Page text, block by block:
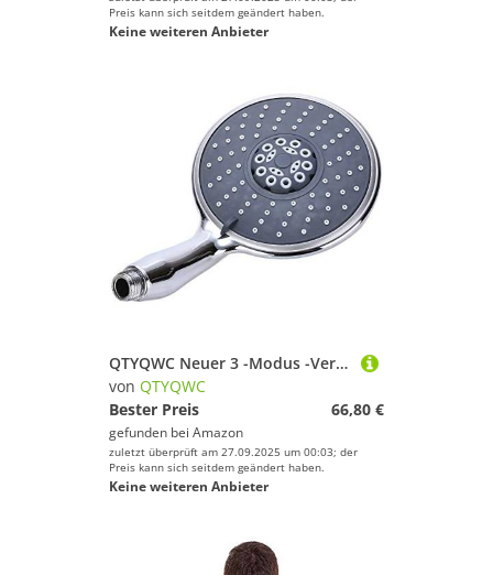
Preis kann sich seitdem geändert haben.
Keine weiteren Anbieter
QTYQWC Neuer 3 -Modus -Verstellbarer Duschkopf Chrom ersetzt wie Gezeigt, DASS EIN großes Duschwerkzeug des Duschwerkzeugs des Duschfans von Power -Duschkopf ist, das Badezimmer -Duschwerkzeug spart
von QTYQWC
Bester Preis
66,80 €
gefunden bei Amazon
zuletzt überprüft am 27.09.2025 um 00:03; der
Preis kann sich seitdem geändert haben.
Keine weiteren Anbieter